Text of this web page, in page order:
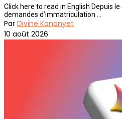
Click here to read in English Depuis
demandes d’immatriculation ...
Par Divine Kananyet
10 août 2026